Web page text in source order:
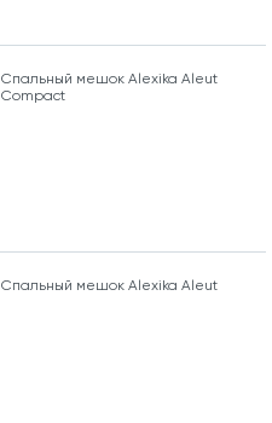
Спальный мешок Alexika Aleut
Compact
Спальный мешок Alexika Aleut